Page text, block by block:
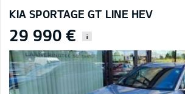
KIA SPORTAGE GT LINE HEV
29 990 € i